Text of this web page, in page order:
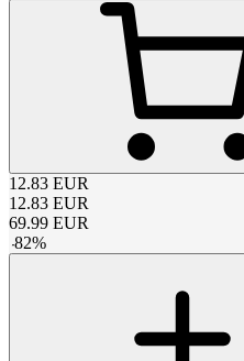
12.83 EUR
12.83 EUR
69.99 EUR
-82%